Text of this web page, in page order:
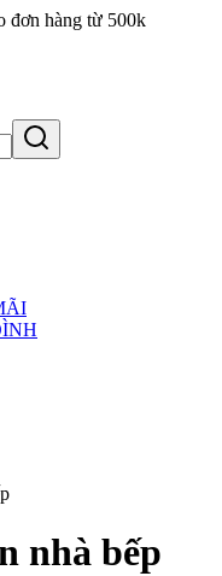
đơn hàng từ 500k
nhà bếp